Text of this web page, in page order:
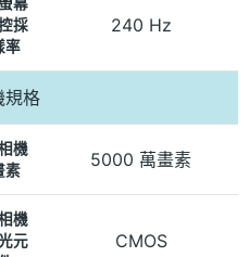
採
率
240 Hz
規格
機
素
5000 萬畫素
機
元
CMOS